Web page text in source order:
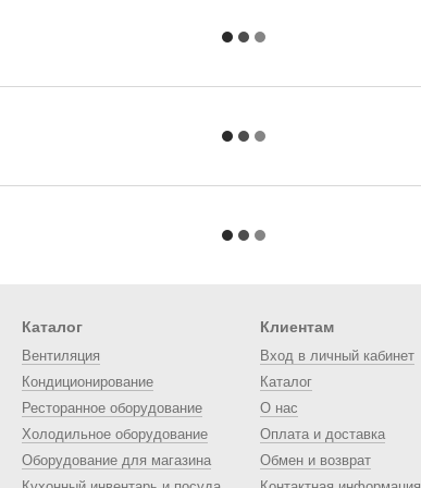
Каталог
Вентиляция
Кондиционирование
Ресторанное оборудование
Холодильное оборудование
Оборудование для магазина
Клиентам
Вход в личный кабинет
Каталог
О нас
Оплата и доставка
Обмен и возврат